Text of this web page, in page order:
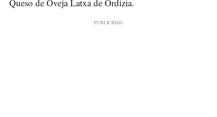
Queso de Oveja Latxa de Ordizia.